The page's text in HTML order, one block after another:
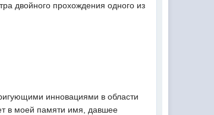
двойного прохождения одного из
инновациями в области
в моей памяти имя, давшее